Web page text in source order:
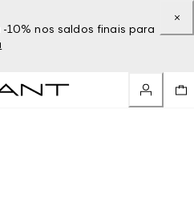
nos saldos finais para